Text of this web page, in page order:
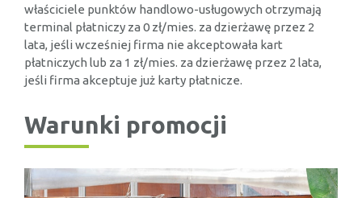
właściciele punktów handlowo-usługowych otrzymają
terminal płatniczy za 0 zł/mies. za dzierżawę przez 2
lata, jeśli wcześniej firma nie akceptowała kart
płatniczych lub za 1 zł/mies. za dzierżawę przez 2 lata,
jeśli firma akceptuje już karty płatnicze.
Warunki promocji